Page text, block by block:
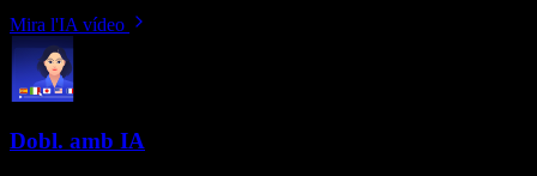
Mira l'IA vídeo
Dobl. amb IA